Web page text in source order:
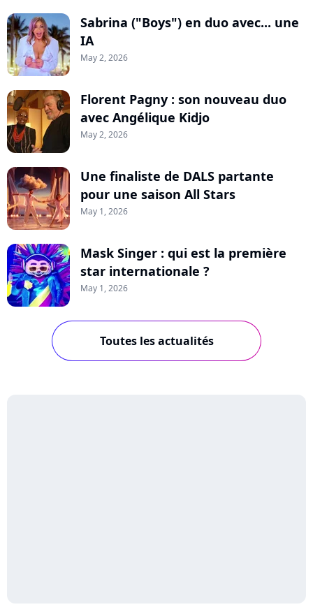
Sabrina ("Boys") en duo avec... une
IA
May 2, 2026
Florent Pagny : son nouveau duo
avec Angélique Kidjo
May 2, 2026
Une finaliste de DALS partante
pour une saison All Stars
May 1, 2026
Mask Singer : qui est la première
star internationale ?
May 1, 2026
Toutes les actualités